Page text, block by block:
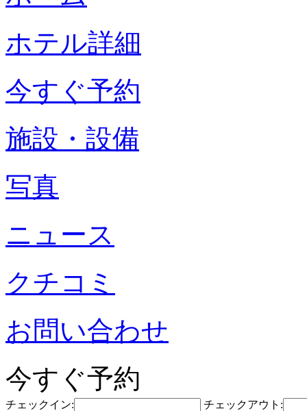
ホテル詳細
今すぐ予約
施設・設備
写真
ニュース
クチコミ
お問い合わせ
今すぐ予約
チェックイン: チェックアウト: